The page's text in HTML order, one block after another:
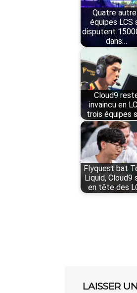
Quatre
équipes LCS
disputent
dans…
Cloud9
invaincu en
trois équipes
Flyquest bat
Liquid, Cloud9
en tête des
LAISSER